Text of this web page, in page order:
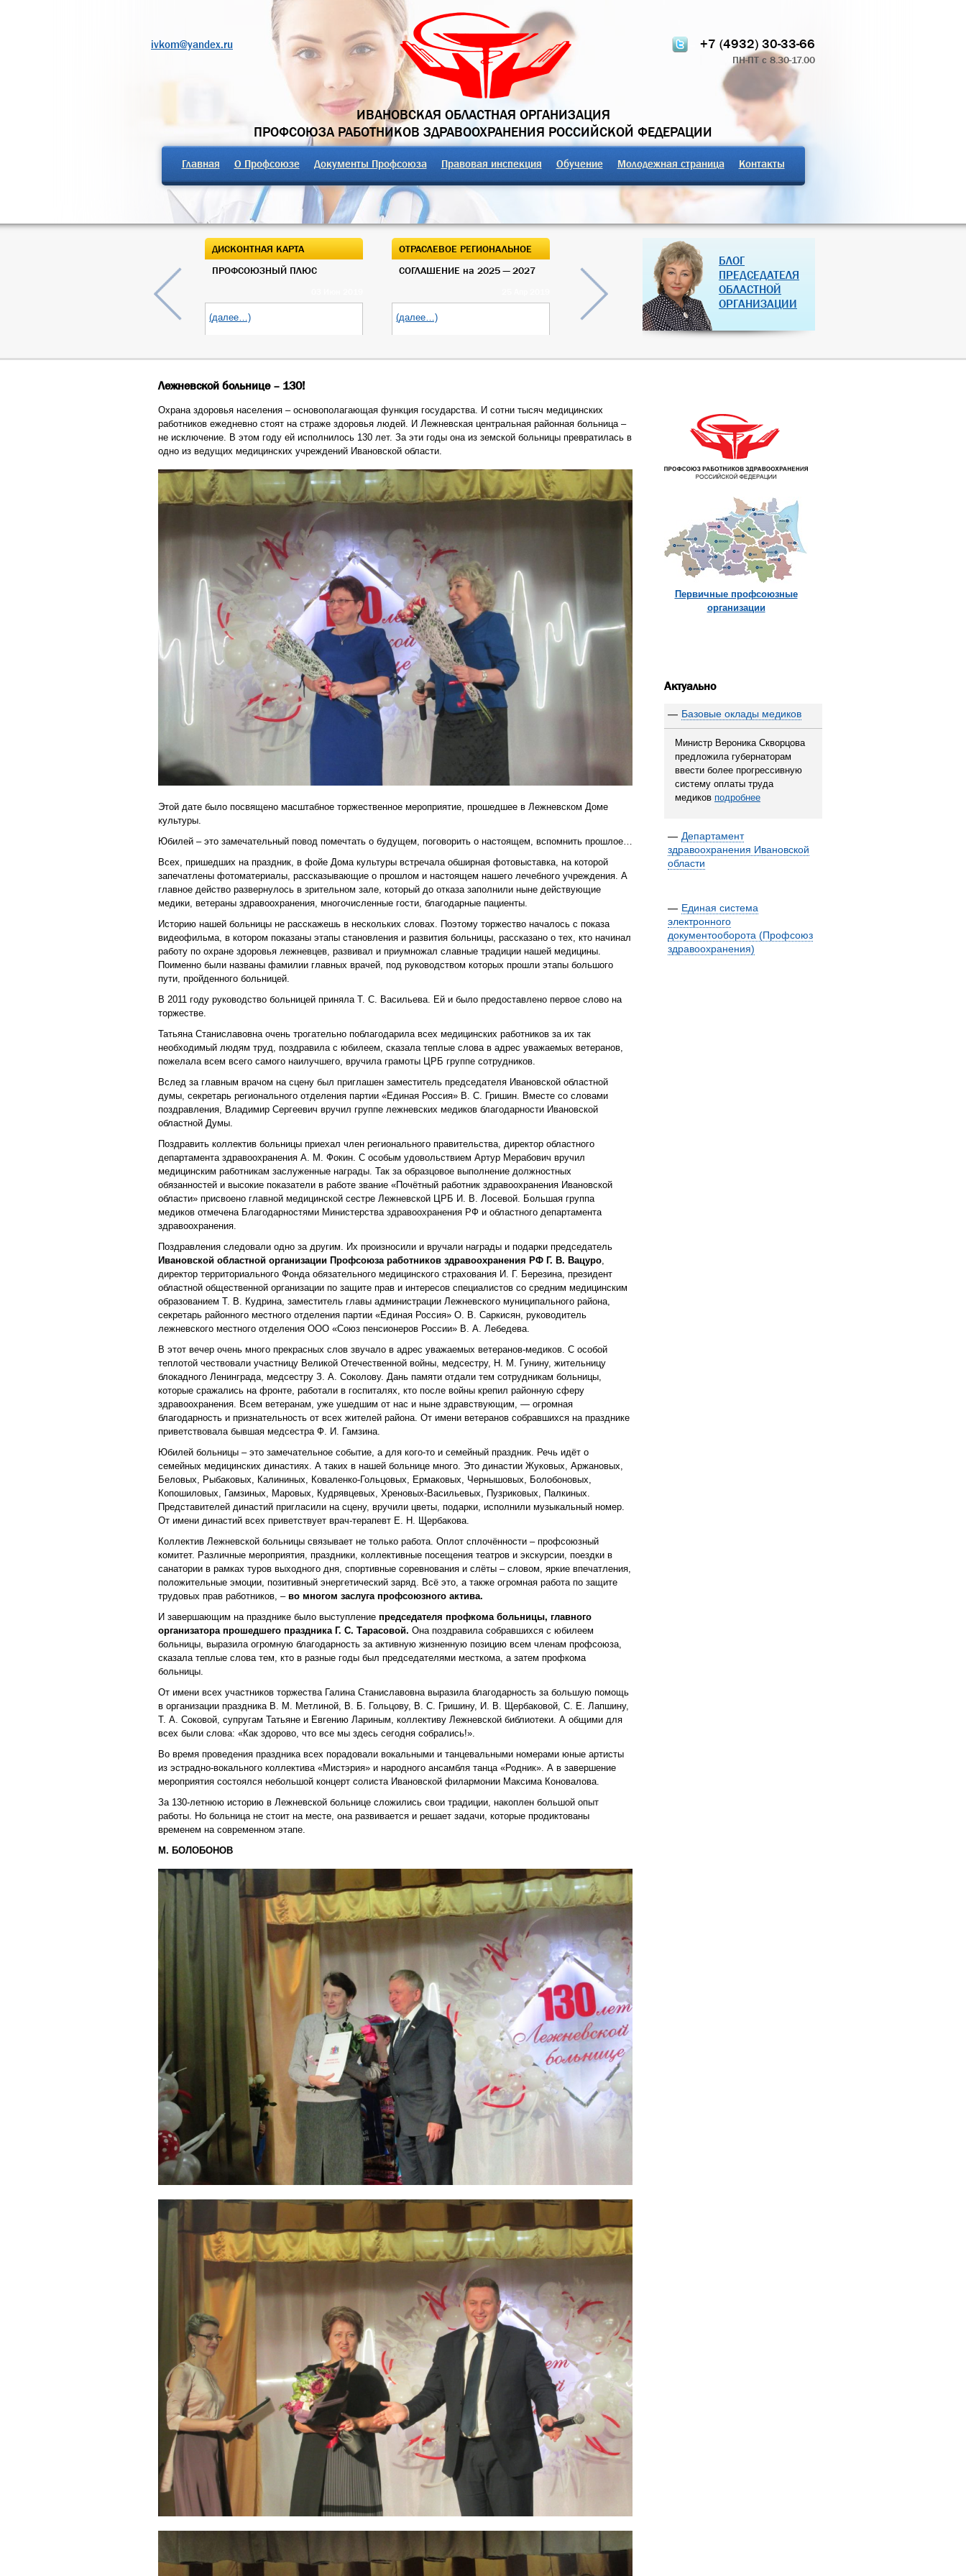
ivkom@yandex.ru +7 (4932) 30-33-66
ПН-ПТ с 8.30-17.00
ИВАНОВСКАЯ ОБЛАСТНАЯ ОРГАНИЗАЦИЯ
ПРОФСОЮЗА РАБОТНИКОВ ЗДРАВООХРАНЕНИЯ РОССИЙСКОЙ ФЕДЕРАЦИИ
Главная О Профсоюзе Документы Профсоюза Правовая инспекция Обучение Молодежная страница Контакты
ДИСКОНТНАЯ КАРТА
ПРОФСОЮЗНЫЙ ПЛЮС
(далее…)
ОТРАСЛЕВОЕ РЕГИОНАЛЬНОЕ
СОГЛАШЕНИЕ на 2025 — 2027
(далее…)
ОТКРЫТЫЙ ОТЧЁТ О РАБОТЕ
ОБЛАСТНОГО КОМИТЕТА 2024
07 Дек 2018
(далее…)
РОССИЙСКОЙ ФЕДЕРАЦИИ
БЛОГ
ПРЕДСЕДАТЕЛЯ
ОБЛАСТНОЙ
ОРГАНИЗАЦИИ
Лежневской больнице – 130!
Охрана здоровья населения – основополагающая функция государства. И сотни тысяч медицинских
работников ежедневно стоят на страже здоровья людей. И Лежневская центральная районная больница –
не исключение. В этом году ей исполнилось 130 лет. За эти годы она из земской больницы превратилась в
одно из ведущих медицинских учреждений Ивановской области.
Этой дате было посвящено масштабное торжественное мероприятие, прошедшее в Лежневском Доме
культуры.
Юбилей – это замечательный повод помечтать о будущем, поговорить о настоящем, вспомнить прошлое…
Всех, пришедших на праздник, в фойе Дома культуры встречала обширная фотовыставка, на которой
запечатлены фотоматериалы, рассказывающие о прошлом и настоящем нашего лечебного учреждения. А
главное действо развернулось в зрительном зале, который до отказа заполнили ныне действующие
медики, ветераны здравоохранения, многочисленные гости, благодарные пациенты.
Историю нашей больницы не расскажешь в нескольких словах. Поэтому торжество началось с показа
видеофильма, в котором показаны этапы становления и развития больницы, рассказано о тех, кто начинал
работу по охране здоровья лежневцев, развивал и приумножал славные традиции нашей медицины.
Поименно были названы фамилии главных врачей, под руководством которых прошли этапы большого
пути, пройденного больницей.
В 2011 году руководство больницей приняла Т. С. Васильева. Ей и было предоставлено первое слово на
торжестве.
Татьяна Станиславовна очень трогательно поблагодарила всех медицинских работников за их так
необходимый людям труд, поздравила с юбилеем, сказала теплые слова в адрес уважаемых ветеранов,
пожелала всем всего самого наилучшего, вручила грамоты ЦРБ группе сотрудников.
Вслед за главным врачом на сцену был приглашен заместитель председателя Ивановской областной
думы, секретарь регионального отделения партии «Единая Россия» В. С. Гришин. Вместе со словами
поздравления, Владимир Сергеевич вручил группе лежневских медиков благодарности Ивановской
областной Думы.
Поздравить коллектив больницы приехал член регионального правительства, директор областного
департамента здравоохранения А. М. Фокин. С особым удовольствием Артур Мерабович вручил
медицинским работникам заслуженные награды. Так за образцовое выполнение должностных
обязанностей и высокие показатели в работе звание «Почётный работник здравоохранения Ивановской
области» присвоено главной медицинской сестре Лежневской ЦРБ И. В. Лосевой. Большая группа
медиков отмечена Благодарностями Министерства здравоохранения РФ и областного департамента
здравоохранения.
Поздравления следовали одно за другим. Их произносили и вручали награды и подарки председатель
Ивановской областной организации Профсоюза работников здравоохранения РФ Г. В. Вацуро,
директор территориального Фонда обязательного медицинского страхования И. Г. Березина, президент
областной общественной организации по защите прав и интересов специалистов со средним медицинским
образованием Т. В. Кудрина, заместитель главы администрации Лежневского муниципального района,
секретарь районного местного отделения партии «Единая Россия» О. В. Саркисян, руководитель
лежневского местного отделения ООО «Союз пенсионеров России» В. А. Лебедева.
В этот вечер очень много прекрасных слов звучало в адрес уважаемых ветеранов-медиков. С особой
теплотой чествовали участницу Великой Отечественной войны, медсестру, Н. М. Гунину, жительницу
блокадного Ленинграда, медсестру З. А. Соколову. Дань памяти отдали тем сотрудникам больницы,
которые сражались на фронте, работали в госпиталях, кто после войны крепил районную сферу
здравоохранения. Всем ветеранам, уже ушедшим от нас и ныне здравствующим, — огромная
благодарность и признательность от всех жителей района. От имени ветеранов собравшихся на празднике
приветствовала бывшая медсестра Ф. И. Гамзина.
Юбилей больницы – это замечательное событие, а для кого-то и семейный праздник. Речь идёт о
семейных медицинских династиях. А таких в нашей больнице много. Это династии Жуковых, Аржановых,
Беловых, Рыбаковых, Калининых, Коваленко-Гольцовых, Ермаковых, Чернышовых, Болобоновых,
Копошиловых, Гамзиных, Маровых, Кудрявцевых, Хреновых-Васильевых, Пузриковых, Палкиных.
Представителей династий пригласили на сцену, вручили цветы, подарки, исполнили музыкальный номер.
От имени династий всех приветствует врач-терапевт Е. Н. Щербакова.
Коллектив Лежневской больницы связывает не только работа. Оплот сплочённости – профсоюзный
комитет. Различные мероприятия, праздники, коллективные посещения театров и экскурсии, поездки в
санатории в рамках туров выходного дня, спортивные соревнования и слёты – словом, яркие впечатления,
положительные эмоции, позитивный энергетический заряд. Всё это, а также огромная работа по защите
трудовых прав работников, – во многом заслуга профсоюзного актива.
И завершающим на празднике было выступление председателя профкома больницы, главного
организатора прошедшего праздника Г. С. Тарасовой. Она поздравила собравшихся с юбилеем
больницы, выразила огромную благодарность за активную жизненную позицию всем членам профсоюза,
сказала теплые слова тем, кто в разные годы был председателями месткома, а затем профкома
больницы.
От имени всех участников торжества Галина Станиславовна выразила благодарность за большую помощь
в организации праздника В. М. Метлиной, В. Б. Гольцову, В. С. Гришину, И. В. Щербаковой, С. Е. Лапшину,
Т. А. Соковой, супругам Татьяне и Евгению Лариным, коллективу Лежневской библиотеки. А общими для
всех были слова: «Как здорово, что все мы здесь сегодня собрались!».
Во время проведения праздника всех порадовали вокальными и танцевальными номерами юные артисты
из эстрадно-вокального коллектива «Мистэрия» и народного ансамбля танца «Родник». А в завершение
мероприятия состоялся небольшой концерт солиста Ивановской филармонии Максима Коновалова.
За 130-летнюю историю в Лежневской больнице сложились свои традиции, накоплен большой опыт
работы. Но больница не стоит на месте, она развивается и решает задачи, которые продиктованы
временем на современном этапе.
М. БОЛОБОНОВ
Первичные профсоюзные
организации
Актуально
— Базовые оклады медиков
Министр Вероника Скворцова
предложила губернаторам
ввести более прогрессивную
систему оплаты труда
медиков подробнее
— Департамент
здравоохранения Ивановской
области
— Единая система
электронного
документооборота (Профсоюз
здравоохранения)